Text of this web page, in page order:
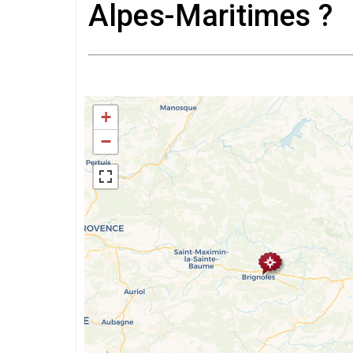
Alpes-Maritimes ?
+
−